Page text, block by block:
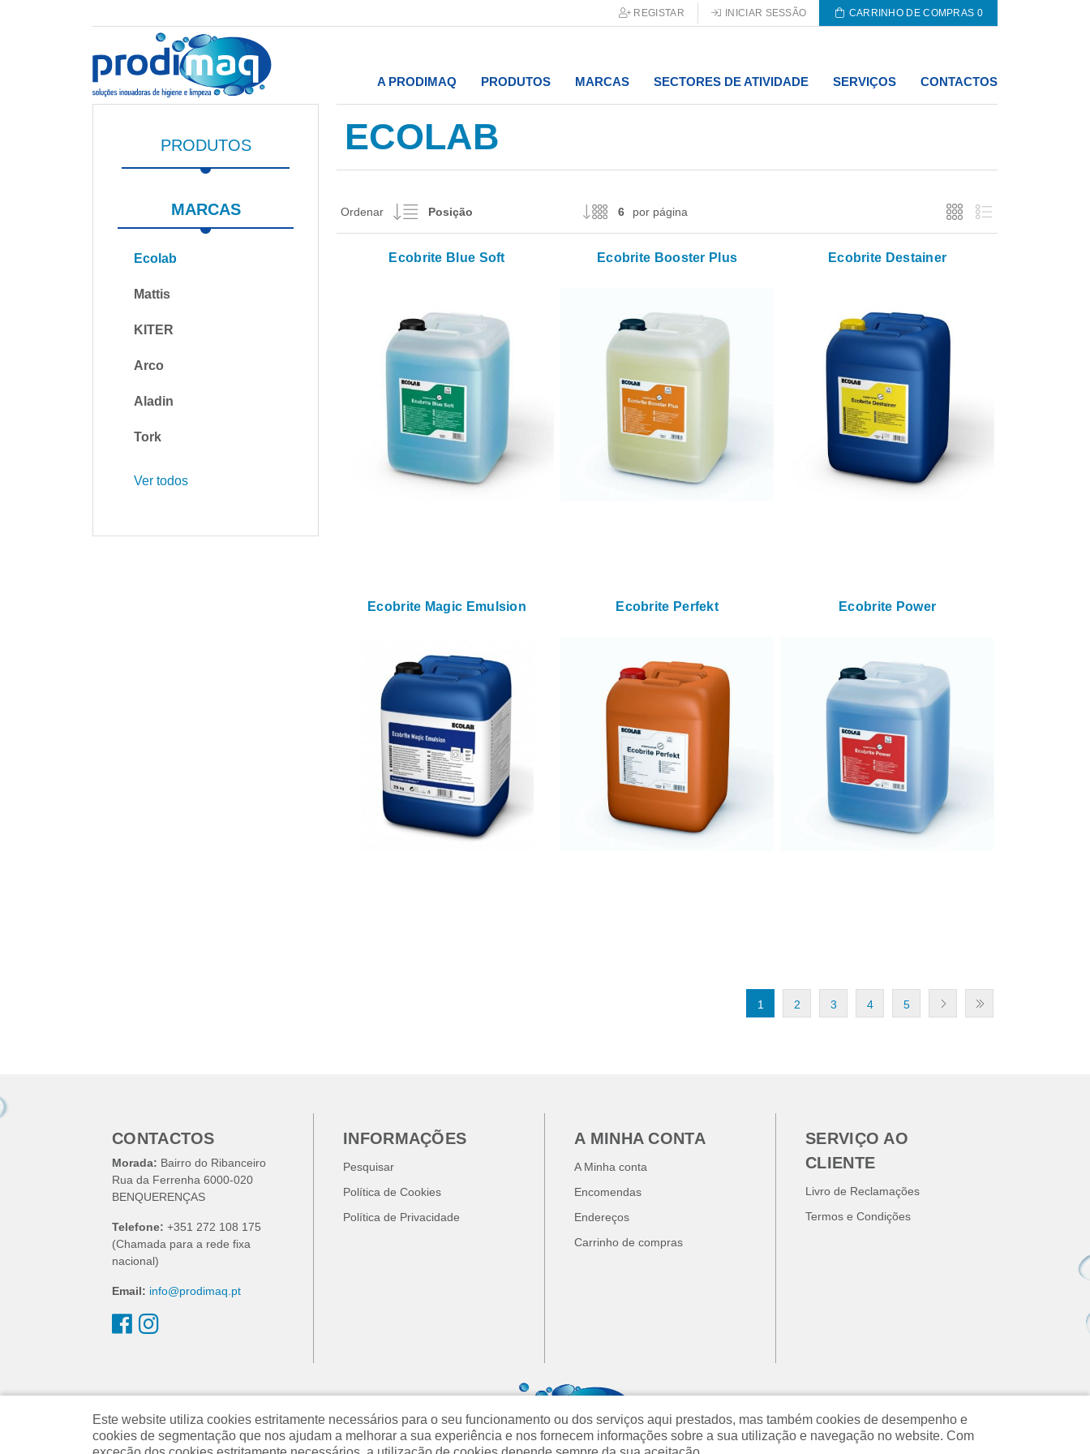
REGISTAR INICIAR SESSÃO CARRINHO DE COMPRAS 0
A PRODIMAQ PRODUTOS MARCAS SECTORES DE ATIVIDADE SERVIÇOS CONTACTOS
PRODUTOS
MARCAS
Ecolab
Mattis
KITER
Arco
Aladin
Tork
Ver todos
ECOLAB
Ordenar por página
Ecobrite Blue Soft Ecobrite Booster Plus Ecobrite Destainer
Ecobrite Magic Emulsion Ecobrite Perfekt Ecobrite Power
1 2 3 4 5
CONTACTOS
Morada: Bairro do Ribanceiro
Rua da Ferrenha 6000-020
BENQUERENÇAS
Telefone: +351 272 108 175
(Chamada para a rede fixa
nacional)
Email: info@prodimaq.pt
INFORMAÇÕES
Pesquisar
Política de Cookies
Política de Privacidade
A MINHA CONTA
A Minha conta
Encomendas
Endereços
Carrinho de compras
SERVIÇO AO
CLIENTE
Livro de Reclamações
Termos e Condições
Este website utiliza cookies estritamente necessários para o seu funcionamento ou dos serviços aqui prestados, mas também cookies de desempenho e
cookies de segmentação que nos ajudam a melhorar a sua experiência e nos fornecem informações sobre a sua utilização e navegação no website. Com